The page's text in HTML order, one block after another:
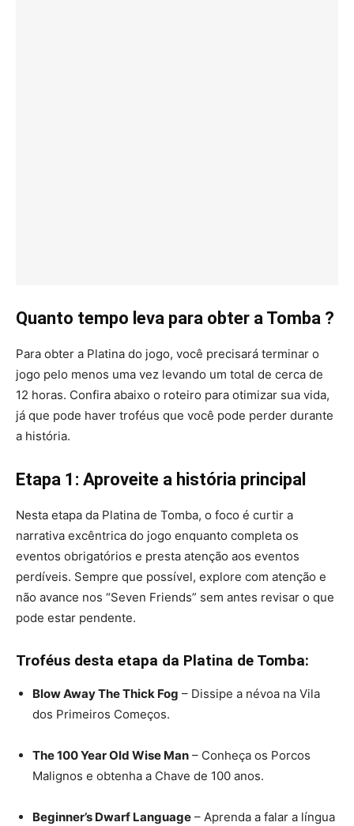
Quanto tempo leva para obter a Tomba ?
Para obter a Platina do jogo, você precisará terminar o
jogo pelo menos uma vez levando um total de cerca de
12 horas. Confira abaixo o roteiro para otimizar sua vida,
já que pode haver troféus que você pode perder durante
a história.
Etapa 1: Aproveite a história principal
Nesta etapa da Platina de Tomba, o foco é curtir a
narrativa excêntrica do jogo enquanto completa os
eventos obrigatórios e presta atenção aos eventos
perdíveis. Sempre que possível, explore com atenção e
não avance nos “Seven Friends” sem antes revisar o que
pode estar pendente.
Troféus desta etapa da Platina de Tomba:
Blow Away The Thick Fog – Dissipe a névoa na Vila
dos Primeiros Começos.
The 100 Year Old Wise Man – Conheça os Porcos
Malignos e obtenha a Chave de 100 anos.
Beginner’s Dwarf Language – Aprenda a falar a língua